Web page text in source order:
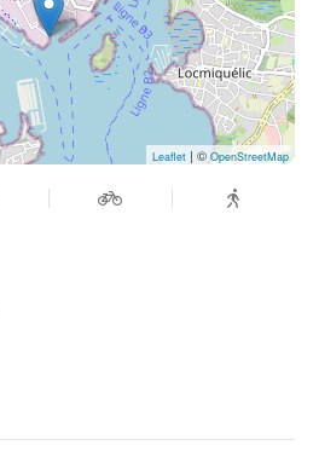
Leaflet | © OpenStreetMap